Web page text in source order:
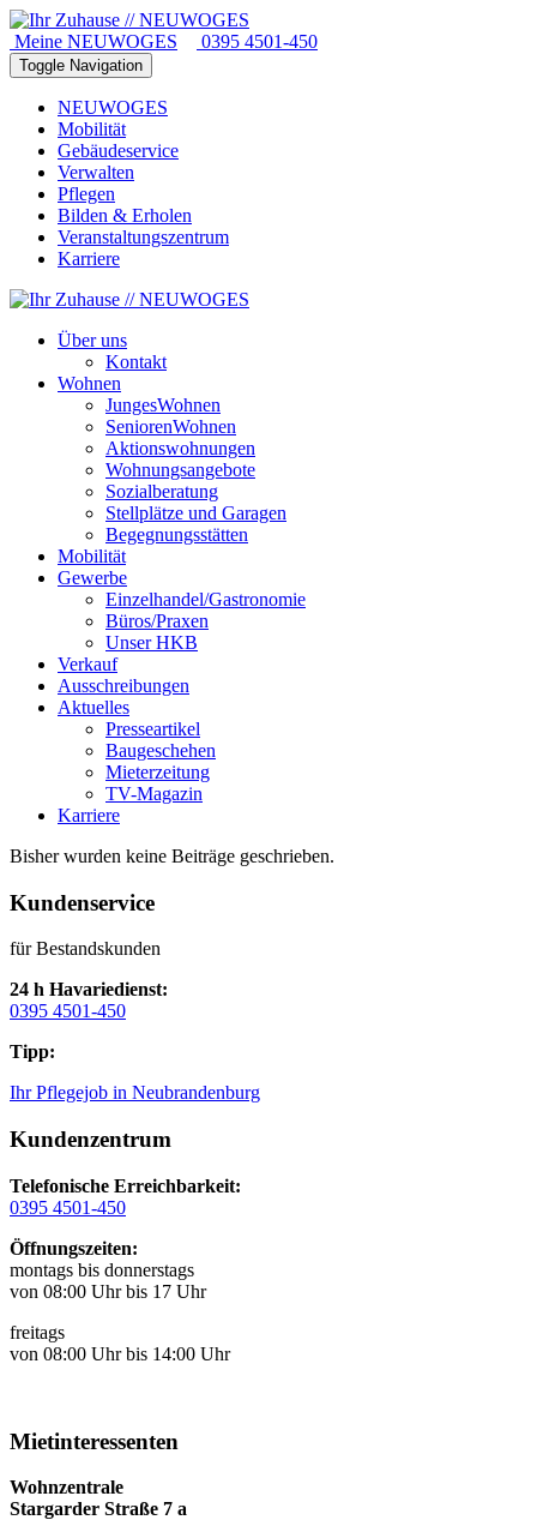
Meine NEUWOGES 0395 4501-450
Toggle Navigation
NEUWOGES
Mobilität
Gebäudeservice
Verwalten
Pflegen
Bilden & Erholen
Veranstaltungszentrum
Karriere
Über uns
Kontakt
Wohnen
JungesWohnen
SeniorenWohnen
Aktionswohnungen
Wohnungsangebote
Sozialberatung
Stellplätze und Garagen
Begegnungsstätten
Mobilität
Gewerbe
Einzelhandel/Gastronomie
Büros/Praxen
Unser HKB
Verkauf
Ausschreibungen
Aktuelles
Presseartikel
Baugeschehen
Mieterzeitung
TV-Magazin
Karriere
Bisher wurden keine Beiträge geschrieben.
Kundenservice
für Bestandskunden
24 h Havariedienst:
0395 4501-450
Tipp:
Ihr Pflegejob in Neubrandenburg
Kundenzentrum
Telefonische Erreichbarkeit:
0395 4501-450
Öffnungszeiten:
montags bis donnerstags
von 08:00 Uhr bis 17 Uhr
freitags
von 08:00 Uhr bis 14:00 Uhr
Mietinteressenten
Wohnzentrale
Stargarder Straße 7 a